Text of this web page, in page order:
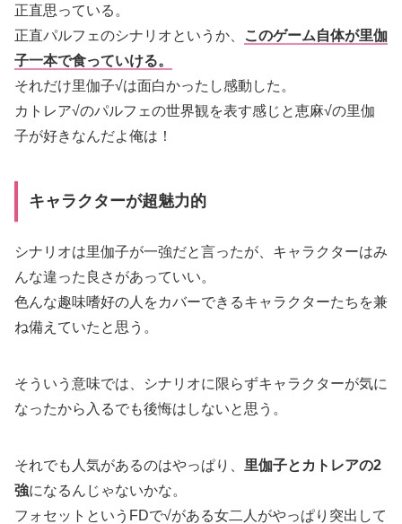
正直思っている。
正直パルフェのシナリオというか、
このゲーム自体が里伽
子一本で食っていける。
それだけ里伽子√は面白かったし感動した。
カトレア√のパルフェの世界観を表す感じと恵麻√の里伽
子が好きなんだよ俺は！
キャラクターが超魅力的
シナリオは里伽子が一強だと言ったが、キャラクターはみ
んな違った良さがあっていい。
色んな趣味嗜好の人をカバーできるキャラクターたちを兼
ね備えていたと思う。
そういう意味では、シナリオに限らずキャラクターが気に
なったから入るでも後悔はしないと思う。
それでも人気があるのはやっぱり、 里伽子とカトレアの2
強になるんじゃないかな。
フォセットというFDで√がある女二人がやっぱり突出して